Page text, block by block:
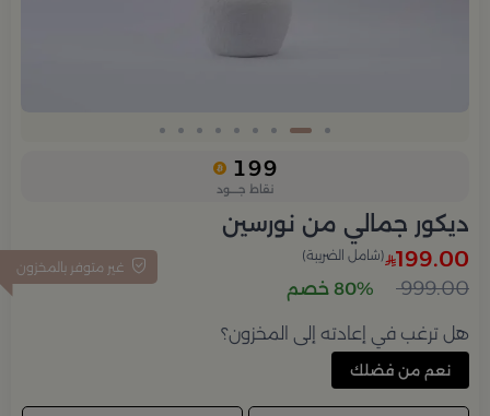
199
نقاط جــــود
ديكور جمالي من نورسين
غير متوفر بالمخزون 199.00 (شامل الضريبة)
999.00 80% خصم
هل ترغب في إعادته إلى المخزون؟
نعم من فضلك